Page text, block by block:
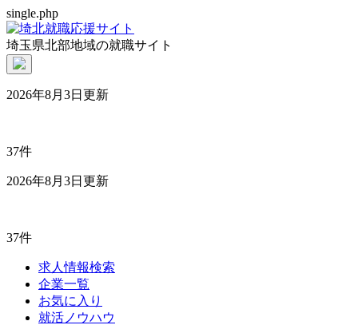
single.php
埼玉県北部地域の就職サイト
2026年8月3日更新
37件
2026年8月3日更新
37件
求人情報検索
企業一覧
お気に入り
就活ノウハウ